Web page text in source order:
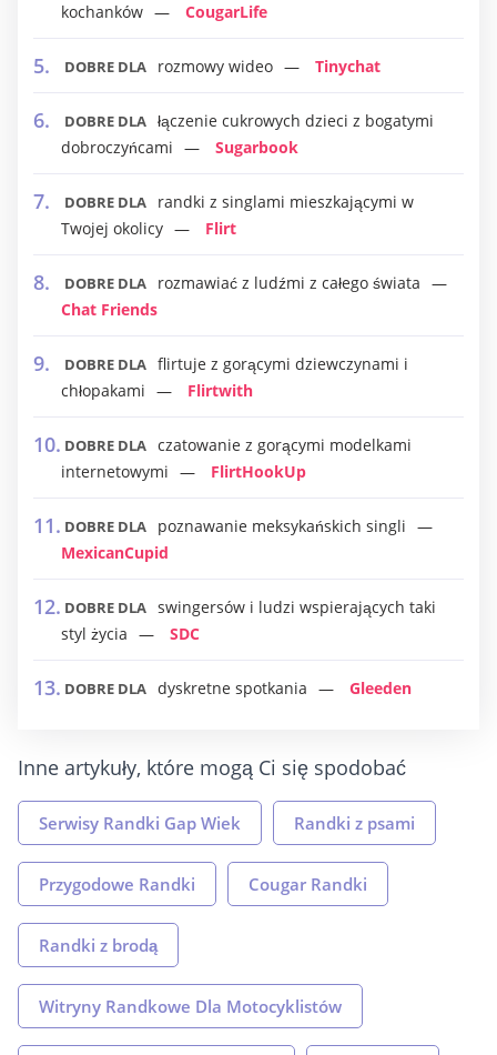
kochanków
CougarLife
DOBRE DLA rozmowy wideo Tinychat
DOBRE DLA łączenie cukrowych dzieci z bogatymi
dobroczyńcami
Sugarbook
DOBRE DLA
randki z singlami mieszkającymi w
Twojej okolicy
Flirt
DOBRE DLA
rozmawiać z ludźmi z całego świata
Chat Friends
DOBRE DLA flirtuje z gorącymi dziewczynami i
chłopakami
Flirtwith
DOBRE DLA czatowanie z gorącymi modelkami
internetowymi
FlirtHookUp
DOBRE DLA
poznawanie meksykańskich singli
MexicanCupid
DOBRE DLA swingersów i ludzi wspierających taki
styl życia
SDC
DOBRE DLA dyskretne spotkania Gleeden
Inne artykuły, które mogą Ci się spodobać
Serwisy Randki Gap Wiek Randki z psami
Przygodowe Randki Cougar Randki
Randki z brodą
Witryny Randkowe Dla Motocyklistów